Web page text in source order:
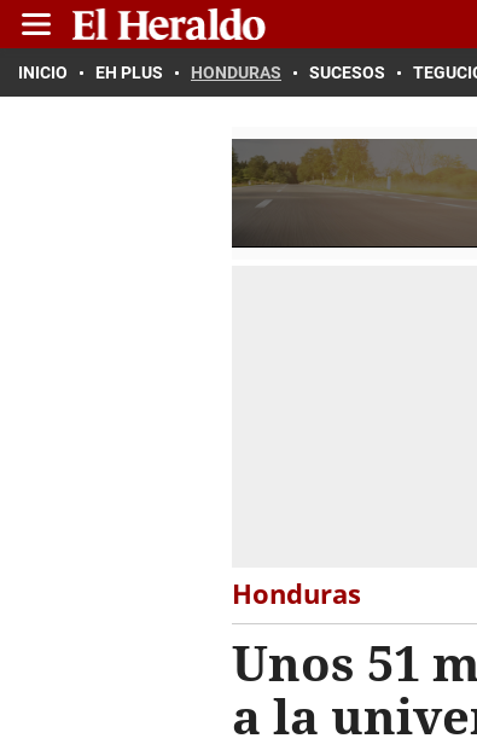
INICIO EH PLUS HONDURAS SUCESOS
Honduras
Unos 51
a la